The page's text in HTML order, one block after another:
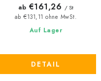
Auf Lager
ab €131,11 ohne MwSt.
ab €161,26 / St
DETAIL